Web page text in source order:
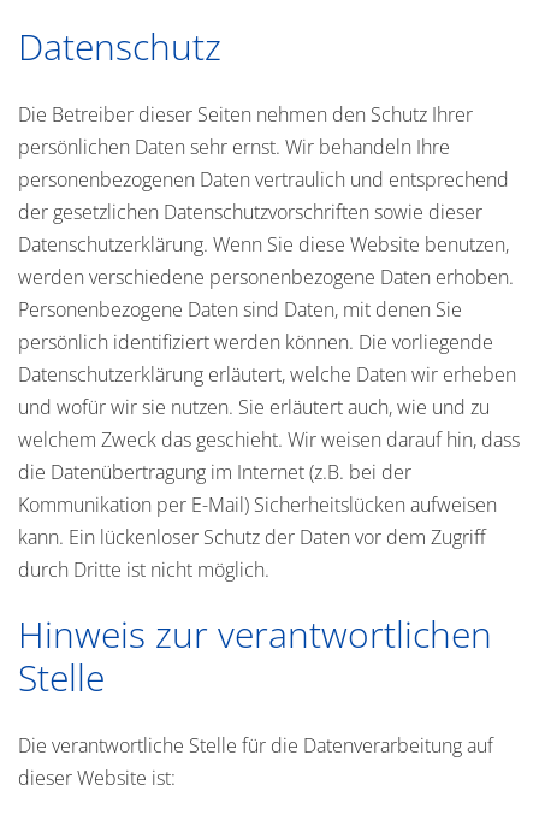
Datenschutz
Die Betreiber dieser Seiten nehmen den Schutz Ihrer
persönlichen Daten sehr ernst. Wir behandeln Ihre
personenbezogenen Daten vertraulich und entsprechend
der gesetzlichen Datenschutzvorschriften sowie dieser
Datenschutzerklärung. Wenn Sie diese Website benutzen,
werden verschiedene personenbezogene Daten erhoben.
Personenbezogene Daten sind Daten, mit denen Sie
persönlich identifiziert werden können. Die vorliegende
Datenschutzerklärung erläutert, welche Daten wir erheben
und wofür wir sie nutzen. Sie erläutert auch, wie und zu
welchem Zweck das geschieht. Wir weisen darauf hin, dass
die Datenübertragung im Internet (z.B. bei der
Kommunikation per E-Mail) Sicherheitslücken aufweisen
kann. Ein lückenloser Schutz der Daten vor dem Zugriff
durch Dritte ist nicht möglich.
Hinweis zur verantwortlichen
Stelle
Die verantwortliche Stelle für die Datenverarbeitung auf
dieser Website ist: